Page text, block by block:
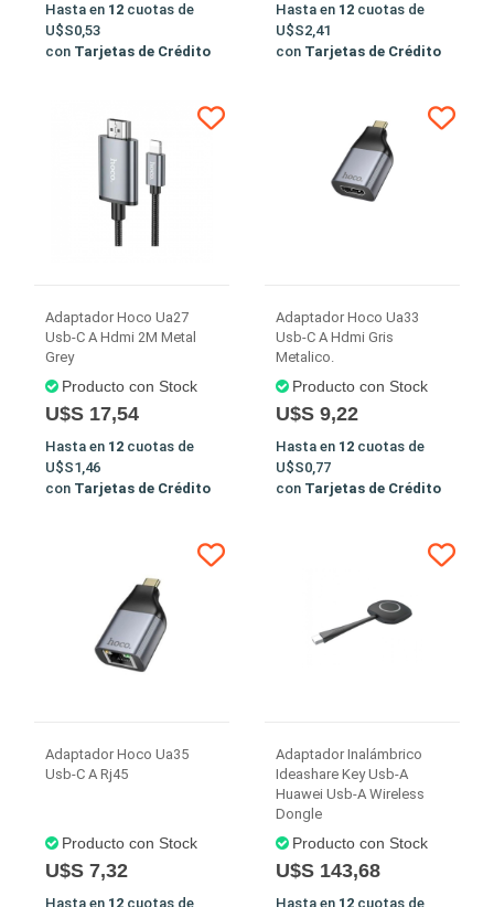
Hasta en 12 cuotas de
U$S0,53
con Tarjetas de Crédito
Hasta en 12 cuotas de
U$S2,41
con Tarjetas de Crédito
Adaptador Hoco Ua27
Usb-C A Hdmi 2M Metal
Grey
Producto con Stock
U$S 17,54
Hasta en 12 cuotas de
U$S1,46
con Tarjetas de Crédito
Adaptador Hoco Ua33
Usb-C A Hdmi Gris
Metalico.
Producto con Stock
U$S 9,22
Hasta en 12 cuotas de
U$S0,77
con Tarjetas de Crédito
Adaptador Hoco Ua35
Usb-C A Rj45
Producto con Stock
U$S 7,32
Hasta en 12 cuotas de
Adaptador Inalámbrico
Ideashare Key Usb-A
Huawei Usb-A Wireless
Dongle
Producto con Stock
U$S 143,68
Hasta en 12 cuotas de